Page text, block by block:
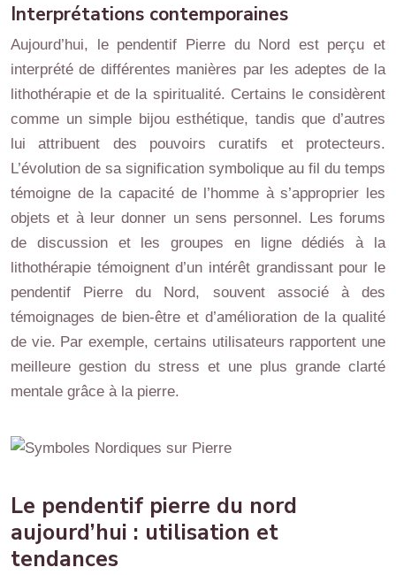
Interprétations contemporaines
Aujourd’hui, le pendentif Pierre du Nord est perçu et
interprété de différentes manières par les adeptes de la
lithothérapie et de la spiritualité. Certains le considèrent
comme un simple bijou esthétique, tandis que d’autres
lui attribuent des pouvoirs curatifs et protecteurs.
L’évolution de sa signification symbolique au fil du temps
témoigne de la capacité de l’homme à s’approprier les
objets et à leur donner un sens personnel. Les forums
de discussion et les groupes en ligne dédiés à la
lithothérapie témoignent d’un intérêt grandissant pour le
pendentif Pierre du Nord, souvent associé à des
témoignages de bien-être et d’amélioration de la qualité
de vie. Par exemple, certains utilisateurs rapportent une
meilleure gestion du stress et une plus grande clarté
mentale grâce à la pierre.
Le pendentif pierre du nord
aujourd’hui : utilisation et
tendances